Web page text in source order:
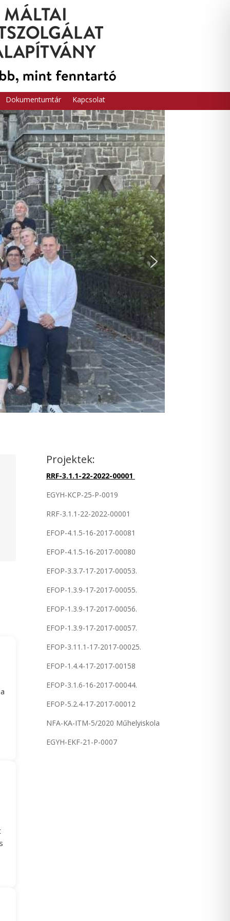
Dokumentumtár Kapcsolat
Projektek:
RRF-3.1.1-22-2022-00001
EGYH-KCP-25-P-0019
RRF-3.1.1-22-2022-00001
EFOP-4.1.5-16-2017-00081
EFOP-4.1.5-16-2017-00080
EFOP-3.3.7-17-2017-00053.
EFOP-1.3.9-17-2017-00055.
EFOP-1.3.9-17-2017-00056.
EFOP-1.3.9-17-2017-00057.
EFOP-3.11.1-17-2017-00025.
EFOP-1.4.4-17-2017-00158
EFOP-3.1.6-16-2017-00044.
EFOP-5.2.4-17-2017-00012
NFA-KA-ITM-5/2020 Műhelyiskola
EGYH-EKF-21-P-0007